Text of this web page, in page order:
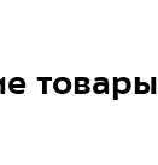
товары